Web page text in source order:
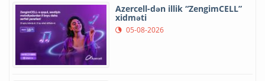
Azercell-dən illik “ZengimCELL”
xidməti
05-08-2026